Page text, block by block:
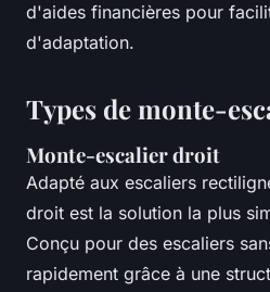
d'aides financières pour
d'adaptation.
Types de monte-
Monte-escalier droit
Adapté aux escaliers
droit est la solution la plus
Conçu pour des escaliers
rapidement grâce à une